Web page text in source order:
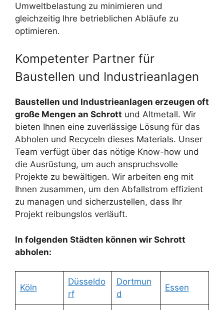
Umweltbelastung zu minimieren und
gleichzeitig Ihre betrieblichen Abläufe zu
optimieren.
Kompetenter Partner für
Baustellen und Industrieanlagen
Baustellen und Industrieanlagen erzeugen oft
große Mengen an Schrott und Altmetall. Wir
bieten Ihnen eine zuverlässige Lösung für das
Abholen und Recyceln dieses Materials. Unser
Team verfügt über das nötige Know-how und
die Ausrüstung, um auch anspruchsvolle
Projekte zu bewältigen. Wir arbeiten eng mit
Ihnen zusammen, um den Abfallstrom effizient
zu managen und sicherzustellen, dass Ihr
Projekt reibungslos verläuft.
In folgenden Städten können wir Schrott
abholen:
Köln
Düsseldo
rf
Dortmun
d
Essen